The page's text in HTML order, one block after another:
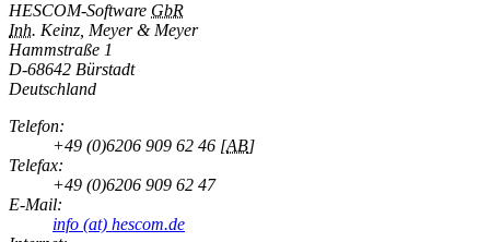
HESCOM-Software GbR
Inh. Keinz, Meyer & Meyer
Hammstraße 1
D-68642 Bürstadt
Deutschland
Telefon:
+49 (0)6206 909 62 46 [AB]
Telefax:
+49 (0)6206 909 62 47
E-Mail:
info (at) hescom.de